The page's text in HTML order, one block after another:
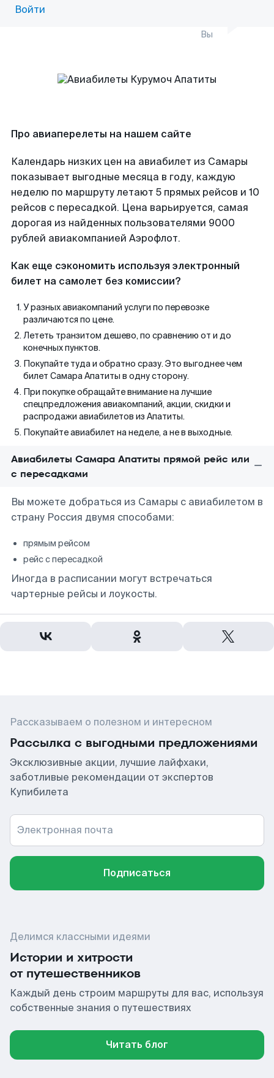
Войти
Вы
Про авиаперелеты на нашем сайте
Календарь низких цен на авиабилет из Самары
показывает выгодные месяца в году, каждую
неделю по маршруту летают 5 прямых рейсов и 10
рейсов с пересадкой. Цена варьируется, самая
дорогая из найденных пользователями 9000
рублей авиакомпанией Аэрофлот.
Как еще сэкономить используя электронный
билет на самолет без комиссии?
У разных авиакомпаний услуги по перевозке
различаются по цене.
Лететь транзитом дешево, по сравнению от и до
конечных пунктов.
Покупайте туда и обратно сразу. Это выгоднее чем
билет Самара Апатиты в одну сторону.
При покупке обращайте внимание на лучшие
спецпредложения авиакомпаний, акции, скидки и
распродажи авиабилетов из Апатиты.
Покупайте авиабилет на неделе, а не в выходные.
Авиабилеты Самара Апатиты прямой рейс или
с пересадками
Вы можете добраться из Самары с авиабилетом в
страну Россия двумя способами:
прямым рейсом
рейс с пересадкой
Иногда в расписании могут встречаться
чартерные рейсы и лоукосты.
Рассказываем о полезном и интересном
Рассылка с выгодными предложениями
Эксклюзивные акции, лучшие лайфхаки,
заботливые рекомендации от экспертов
Купибилета
Электронная почта
Подписаться
Делимся классными идеями
Истории и хитрости
от путешественников
Каждый день строим маршруты для вас, используя
собственные знания о путешествиях
Читать блог